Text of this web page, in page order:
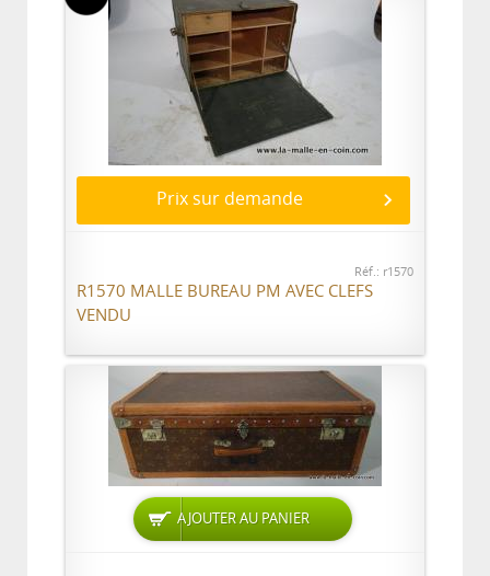
Prix sur demande
Réf.: r1570
R1570 MALLE BUREAU PM AVEC CLEFS
VENDU
AJOUTER AU PANIER